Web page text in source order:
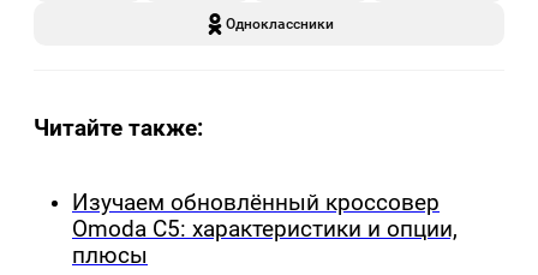
Одноклассники
Читайте также:
Изучаем обновлённый кроссовер
Omoda C5: характеристики и опции,
плюсы